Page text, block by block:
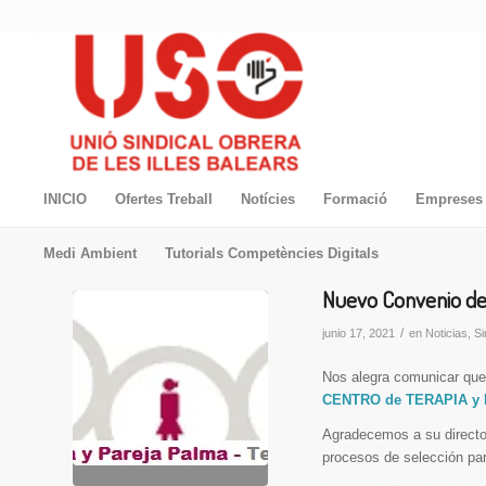
INICIO Ofertes Treball Notícies Formació
Medi Ambient Tutorials Competències Digitals
Nuevo Convenio
junio 17, 2021 / en Noticias
Nos alegra comunicar que
CENTRO de TERAPIA y
Agradecemos a su
procesos de selección